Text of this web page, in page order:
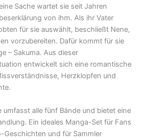
Sache wartet sie seit Jahren
von ihm. Als ihr Vater
für sie auswählt, beschließt Nene,
vorzubereiten. Dafür kommt für sie
– Sakuma. Aus dieser
entwickelt sich eine romantische
Herzklopfen und
umfasst alle fünf Bände und bietet eine
Ein ideales Manga-Set für Fans
Geschichten und für Sammler